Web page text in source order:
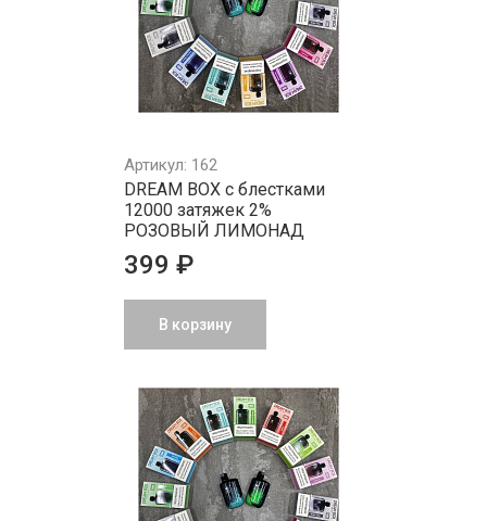
Артикул: 162
DREAM BOX с блестками
12000 затяжек 2%
РОЗОВЫЙ ЛИМОНАД
399 ₽
В корзину